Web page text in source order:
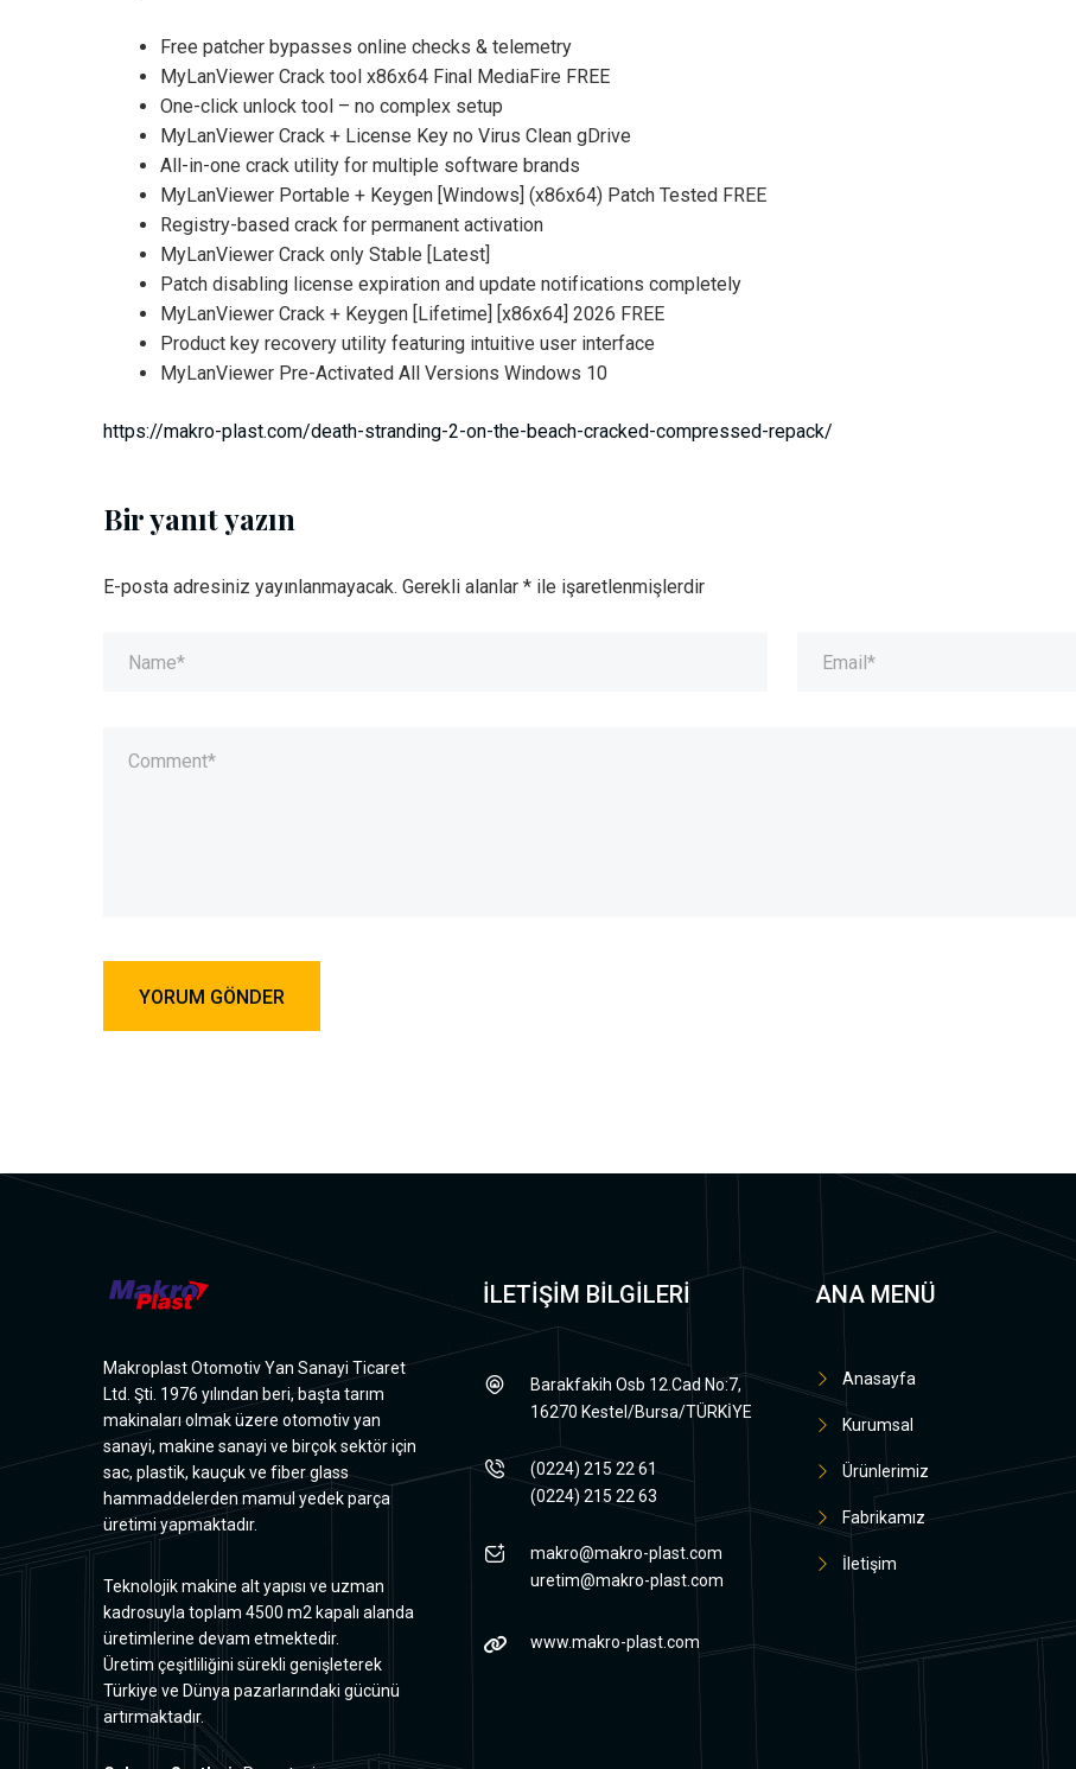
Free patcher bypasses online checks & telemetry
MyLanViewer Crack tool x86x64 Final MediaFire FREE
One-click unlock tool – no complex setup
MyLanViewer Crack + License Key no Virus Clean gDrive
All-in-one crack utility for multiple software brands
MyLanViewer Portable + Keygen [Windows] (x86x64) Patch Tested FREE
Registry-based crack for permanent activation
MyLanViewer Crack only Stable [Latest]
Patch disabling license expiration and update notifications completely
MyLanViewer Crack + Keygen [Lifetime] [x86x64] 2026 FREE
Product key recovery utility featuring intuitive user interface
MyLanViewer Pre-Activated All Versions Windows 10
https://makro-plast.com/death-stranding-2-on-the-beach-cracked-compressed-repack/
Bir yanıt yazın
E-posta adresiniz yayınlanmayacak. Gerekli alanlar * ile işaretlenmişlerdir
Makroplast Otomotiv Yan Sanayi Ticaret
Ltd. Şti. 1976 yılından beri, başta tarım
makinaları olmak üzere otomotiv yan
sanayi, makine sanayi ve birçok sektör için
sac, plastik, kauçuk ve fiber glass
hammaddelerden mamul yedek parça
üretimi yapmaktadır.
Teknolojik makine alt yapısı ve uzman
kadrosuyla toplam 4500 m2 kapalı alanda
üretimlerine devam etmektedir.
Üretim çeşitliliğini sürekli genişleterek
Türkiye ve Dünya pazarlarındaki gücünü
artırmaktadır.
İLETİŞİM BİLGİLERİ
Barakfakih Osb 12.Cad No:7,
16270 Kestel/Bursa/TÜRKİYE
(0224) 215 22 61
(0224) 215 22 63
makro@makro-plast.com
uretim@makro-plast.com
www.makro-plast.com
ANA MENÜ
Anasayfa
Kurumsal
Ürünlerimiz
Fabrikamız
İletişim